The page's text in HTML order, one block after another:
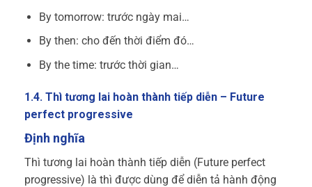
By tomorrow: trước ngày mai…
By then: cho đến thời điểm đó…
By the time: trước thời gian…
1.4. Thì tương lai hoàn thành tiếp diễn – Future
perfect progressive
Định nghĩa
Thì tương lai hoàn thành tiếp diễn (Future perfect
progressive) là thì được dùng để diễn tả hành động